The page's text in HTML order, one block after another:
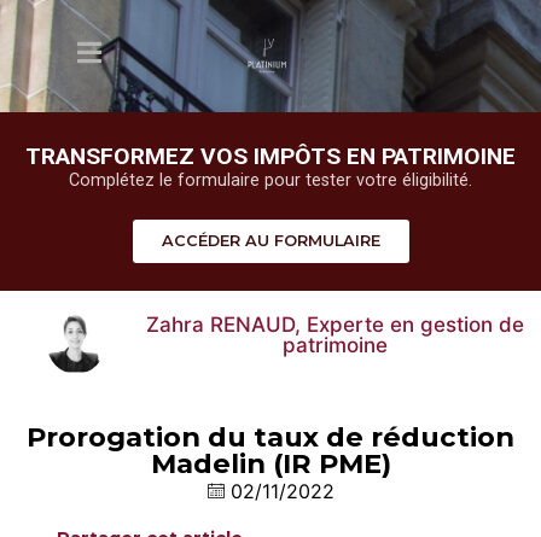
TRANSFORMEZ VOS IMPÔTS EN PATRIMOINE
Complétez le formulaire pour tester votre éligibilité.
ACCÉDER AU FORMULAIRE
Zahra RENAUD, Experte en gestion de
patrimoine
Prorogation du taux de réduction
Madelin (IR PME)
02/11/2022